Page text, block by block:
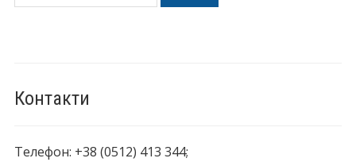
Контакти
Телефон: +38 (0512) 413 344;